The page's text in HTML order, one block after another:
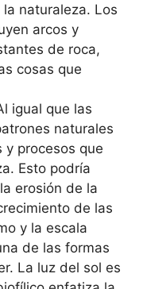
naturaleza. Los
arcos y
de roca,
cosas que
igual que las
naturales
y procesos que
Esto podría
erosión de la
de las
y la escala
de las formas
La luz del sol es